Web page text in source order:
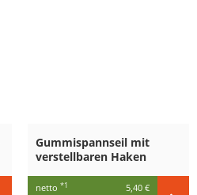
Gummispannseil mit
verstellbaren Haken
netto *1
5,40 €